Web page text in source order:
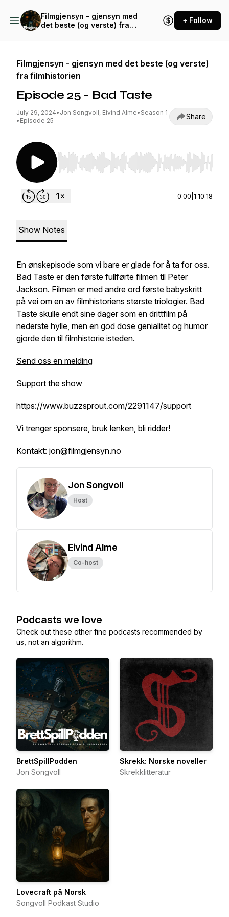
Filmgjensyn - gjensyn med
det beste (og verste) fra
+ Follow
Filmgjensyn - gjensyn med det beste (og verste)
fra filmhistorien
Episode 25 - Bad Taste
July 29, 2024• Jon Songvoll, Eivind Alme• Season 1
• Episode 25 Share
Use Left/Right to seek, Home/End to jump to
0:00 1:10:18
Show Notes
En ønskepisode som vi bare er glade for å ta for oss.
Bad Taste er den første fullførte filmen til Peter
Jackson. Filmen er med andre ord første babyskritt
på vei om en av filmhistoriens største triologier. Bad
Taste skulle endt sine dager som en drittfilm på
nederste hylle, men en god dose genialitet og humor
gjorde den til filmhistorie isteden.
Send oss en melding
Support the show
https://www.buzzsprout.com/2291147/support
Vi trenger sponsere, bruk lenken, bli ridder!
Kontakt: jon@filmgjensyn.no
Jon Songvoll
Host
Eivind Alme
Co-host
Podcasts we love
Check out these other fine podcasts recommended by
us, not an algorithm.
BrettSpillPodden
Jon Songvoll
Skrekk: Norske noveller
Skrekklitteratur
Lovecraft på Norsk
Songvoll Podkast Studio